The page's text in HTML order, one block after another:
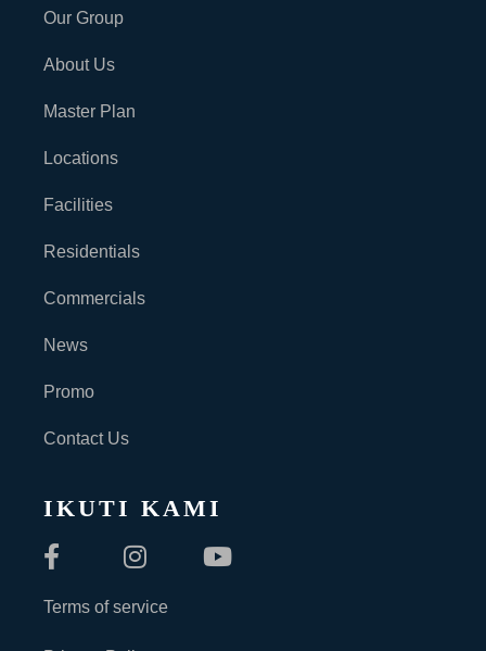
Our Group
About Us
Master Plan
Locations
Facilities
Residentials
Commercials
News
Promo
Contact Us
IKUTI KAMI
Terms of service